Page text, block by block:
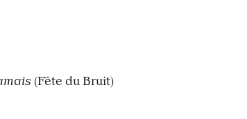
(Fête du Bruit)